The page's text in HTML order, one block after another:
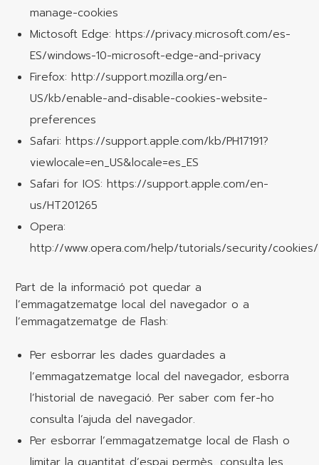
manage-cookies
Mictosoft Edge: https://privacy.microsoft.com/es-
ES/windows-10-microsoft-edge-and-privacy
Firefox: http://support.mozilla.org/en-
US/kb/enable-and-disable-cookies-website-
preferences
Safari: https://support.apple.com/kb/PH17191?
viewlocale=en_US&locale=es_ES
Safari for IOS: https://support.apple.com/en-
us/HT201265
Opera:
http://www.opera.com/help/tutorials/security/cookies/
Part de la informació pot quedar a
l’emmagatzematge local del navegador o a
l’emmagatzematge de Flash:
Per esborrar les dades guardades a
l’emmagatzematge local del navegador, esborra
l’historial de navegació. Per saber com fer-ho
consulta l’ajuda del navegador.
Per esborrar l’emmagatzematge local de Flash o